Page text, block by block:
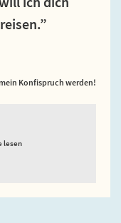
Konfispruch werden!
lesen